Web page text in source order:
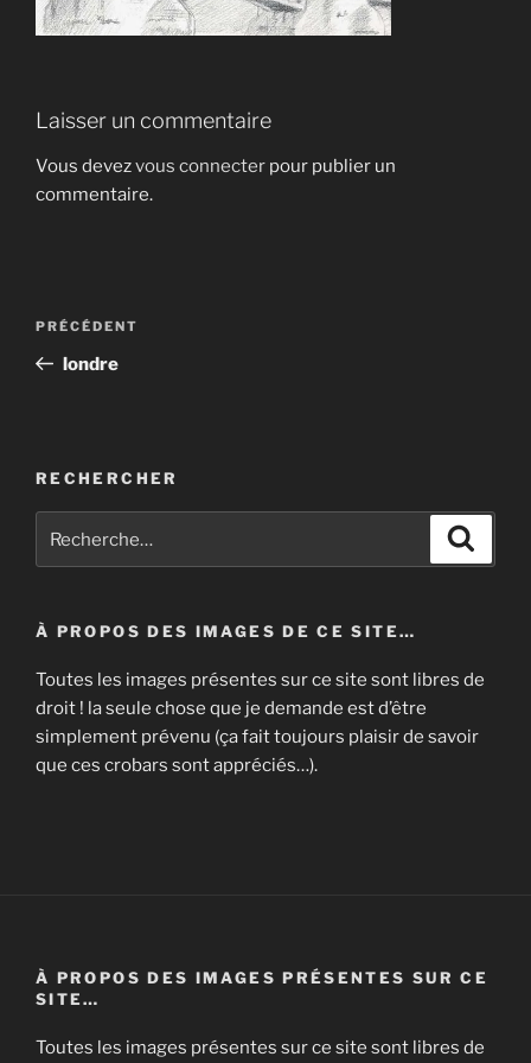
Laisser un commentaire
Vous devezvous connecter pour publier un
commentaire.
Navigation
l’article
Article
précédent
PRÉCÉDENT
londre
RECHERCHER
À PROPOS DES IMAGES DE CE SITE…
Toutes les images présentes sur ce site sont libres de
droit ! la seule chose que je demande est d’être
simplement prévenu (ça fait toujours plaisir de savoir
que ces crobars sont appréciés…).
À PROPOS DES IMAGES PRÉSENTES SUR CE
SITE…
Toutes les images présentes sur ce site sont libres de